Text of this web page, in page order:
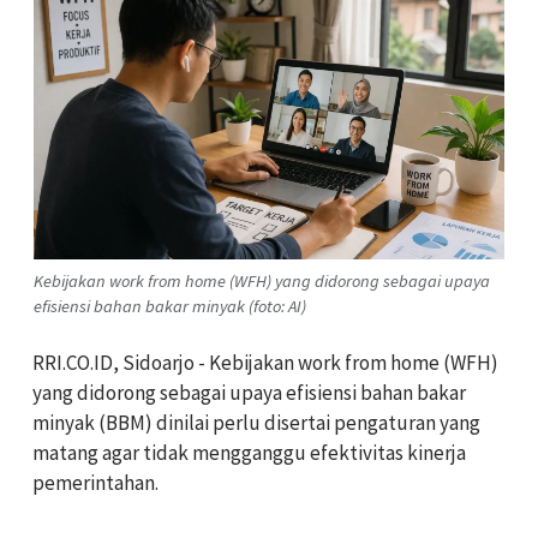
Kebijakan work from home (WFH) yang didorong sebagai upaya
efisiensi bahan bakar minyak (foto: AI)
‎RRI.CO.ID, Sidoarjo - Kebijakan work from home (WFH)
yang didorong sebagai upaya efisiensi bahan bakar
minyak (BBM) dinilai perlu disertai pengaturan yang
matang agar tidak mengganggu efektivitas kinerja
pemerintahan.